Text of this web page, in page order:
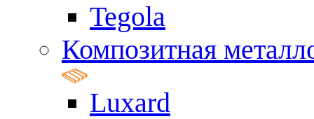
Tegola
Композитная
Luxard